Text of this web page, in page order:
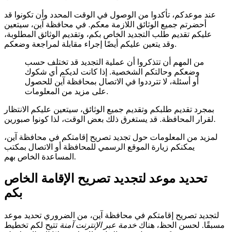
عند موعدكم، تأكدوا من الوصول في الوقت المحدد وأن تكونوا قد
أحضرتم جميع الوثائق اللازمة معكم. في محافظة آين، سيتعين
عليكم تقديم طلب التجديد الخاص بكم، وتقديم الوثائق المطلوبة،
وقد يتعين عليكم أيضًا إجراء مقابلة لمراجعة وضعكم.
من المهم أن تتذكروا أن عملية التجديد قد تختلف حسب
وضعكم وحالتكم الشخصية. إذا كانت لديكم أي شكوك
أو أسئلة، لا تترددوا في الاتصال بمحافظة آين للحصول
على مزيد من المعلومات.
بمجرد تقديم طلبكم وتقديم جميع الوثائق، سيتعين عليكم الانتظار
لقرار المحافظة. قد يستغرق ذلك بعض الوقت، لذا كونوا صبورين.
لمزيد من المعلومات حول تجديد تصريح إقامتكم في محافظة آين،
يمكنكم زيارة الموقع الرسمي للمحافظة أو الاتصال بمكتب
المساعدة الخاص بهم.
تحديد موعد لتجديد تصريح الإقامة الخاص
بكم
لتجديد تصريح إقامتكم في محافظة آين، من الضروري تحديد موعد
مسبقًا. لحسن الحظ، هناك خدمة عبر الإنترنت آمنة تتيح لكم تخطيط